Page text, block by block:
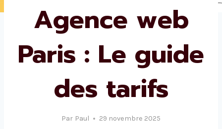
Agence web
Paris : Le guide
des tarifs
Par Paul 29 novembre 2025